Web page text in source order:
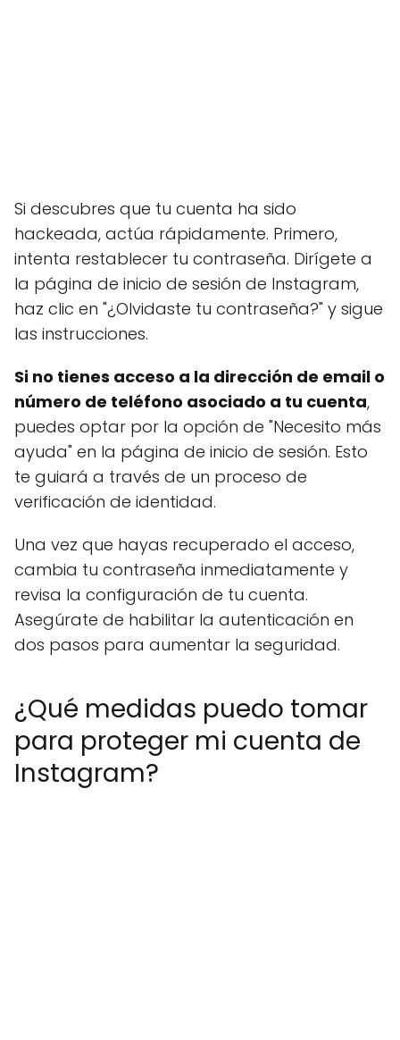
Si descubres que tu cuenta ha sido
hackeada, actúa rápidamente. Primero,
intenta restablecer tu contraseña. Dirígete a
la página de inicio de sesión de Instagram,
haz clic en "¿Olvidaste tu contraseña?" y sigue
las instrucciones.
Si no tienes acceso a la dirección de email o
número de teléfono asociado a tu cuenta,
puedes optar por la opción de "Necesito más
ayuda" en la página de inicio de sesión. Esto
te guiará a través de un proceso de
verificación de identidad.
Una vez que hayas recuperado el acceso,
cambia tu contraseña inmediatamente y
revisa la configuración de tu cuenta.
Asegúrate de habilitar la autenticación en
dos pasos para aumentar la seguridad.
¿Qué medidas puedo tomar
para proteger mi cuenta de
Instagram?